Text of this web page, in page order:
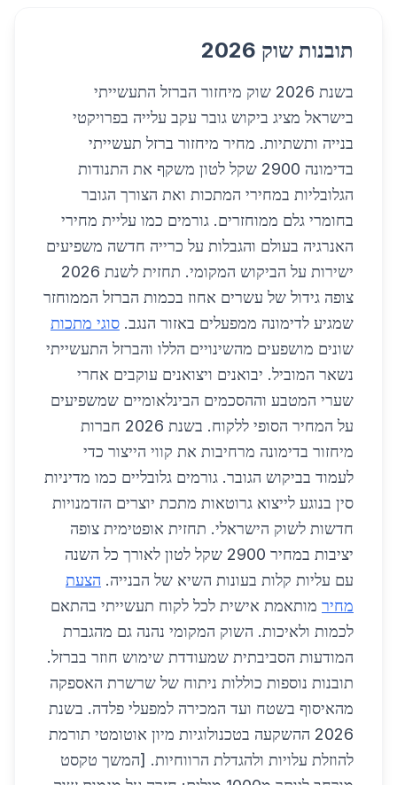
תובנות שוק 2026
בשנת 2026 שוק מיחזור הברזל התעשייתי
בישראל מציג ביקוש גובר עקב עלייה בפרויקטי
בנייה ותשתיות. מחיר מיחזור ברזל תעשייתי
בדימונה 2900 שקל לטון משקף את התנודות
הגלובליות במחירי המתכות ואת הצורך הגובר
בחומרי גלם ממוחזרים. גורמים כמו עליית מחירי
האנרגיה בעולם והגבלות על כרייה חדשה משפיעים
ישירות על הביקוש המקומי. תחזית לשנת 2026
צופה גידול של עשרים אחוז בכמות הברזל הממוחזר
שמגיע לדימונה ממפעלים באזור הנגב. סוגי מתכות
שונים מושפעים מהשינויים הללו והברזל התעשייתי
נשאר המוביל. יבואנים ויצואנים עוקבים אחרי
שערי המטבע וההסכמים הבינלאומיים שמשפיעים
על המחיר הסופי ללקוח. בשנת 2026 חברות
מיחזור בדימונה מרחיבות את קווי הייצור כדי
לעמוד בביקוש הגובר. גורמים גלובליים כמו מדיניות
סין בנוגע לייצוא גרוטאות מתכת יוצרים הזדמנויות
חדשות לשוק הישראלי. תחזית אופטימית צופה
יציבות במחיר 2900 שקל לטון לאורך כל השנה
עם עליות קלות בעונות השיא של הבנייה. הצעת
מחיר מותאמת אישית לכל לקוח תעשייתי בהתאם
לכמות ולאיכות. השוק המקומי נהנה גם מהגברת
המודעות הסביבתית שמעודדת שימוש חוזר בברזל.
תובנות נוספות כוללות ניתוח של שרשרת האספקה
מהאיסוף בשטח ועד המכירה למפעלי פלדה. בשנת
2026 ההשקעה בטכנולוגיות מיון אוטומטי תורמת
להוזלת עלויות ולהגדלת הרווחיות. [המשך טקסט